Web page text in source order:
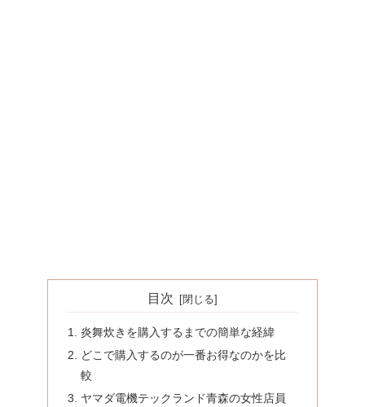
目次
炎舞炊きを購入するまでの簡単な経緯
どこで購入するのが一番お得なのかを比
較
ヤマダ電機テックランド青森の女性店員